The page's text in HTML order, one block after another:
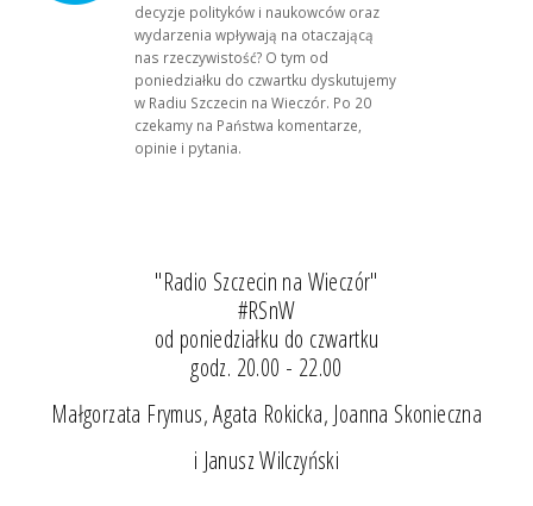
decyzje polityków i naukowców oraz
wydarzenia wpływają na otaczającą
nas rzeczywistość? O tym od
poniedziałku do czwartku dyskutujemy
w Radiu Szczecin na Wieczór. Po 20
czekamy na Państwa komentarze,
opinie i pytania.
"Radio Szczecin na Wieczór"
#RSnW
od poniedziałku do czwartku
godz. 20.00 - 22.00
Małgorzata Frymus, Agata Rokicka, Joanna Skonieczna
i Janusz Wilczyński